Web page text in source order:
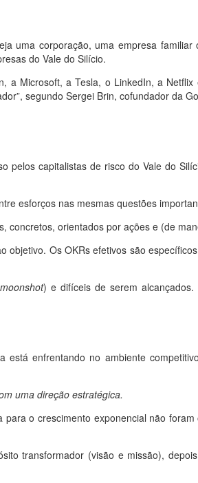
uma corporação, uma empresa
do Vale do Silício.
a Microsoft, a Tesla, o LinkedIn, a Netflix
segundo Sergei Brin, cofundador da
pelos capitalistas de risco do Vale do
esforços nas mesmas questões
concretos, orientados por ações e (de
Os OKRs efetivos são
moonshot) e difíceis de serem alcançados.
enfrentando no ambiente
uma direção estratégica.
o crescimento exponencial não
transformador (visão e missão),